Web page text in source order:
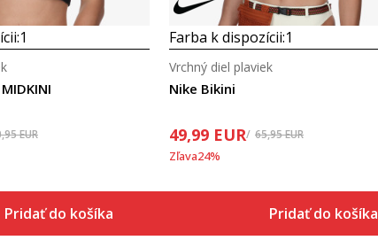
1
EUR
Pridať do košíka
Farba k dispozícii:1
Nike Bikini
Vrchný diel plaviek
49,99 EUR 65,95EUR
Zľava24%
Pridať do košíka